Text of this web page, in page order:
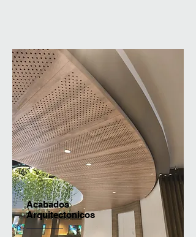
Acabados
Arquitectonicos